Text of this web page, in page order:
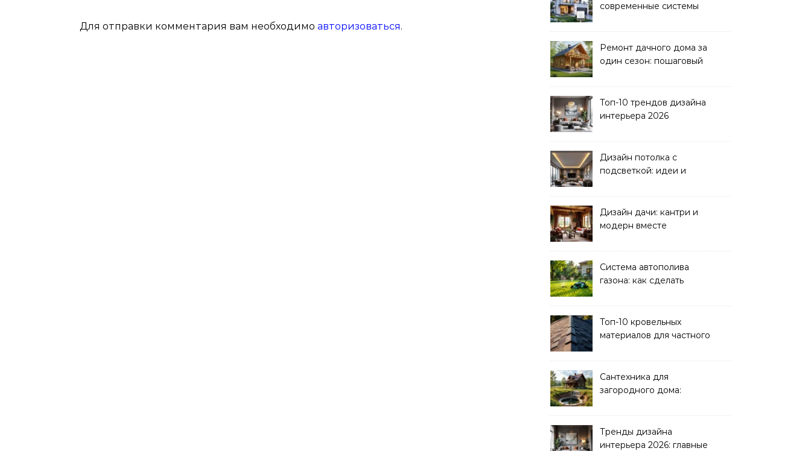
Для отправки комментария вам необходимо авторизоваться.
современные системы
Ремонт дачного дома за
один сезон: пошаговый
Топ-10 трендов дизайна
интерьера 2026
Дизайн потолка с
подсветкой: идеи и
Дизайн дачи: кантри и
модерн вместе
Система автополива
газона: как сделать
Топ-10 кровельных
материалов для частного
Сантехника для
загородного дома:
Тренды дизайна
интерьера 2026: главные